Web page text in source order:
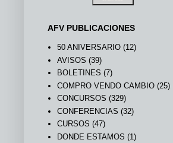
AFV PUBLICACIONES
50 ANIVERSARIO (12)
AVISOS (39)
BOLETINES (7)
COMPRO VENDO CAMBIO (25)
CONCURSOS (329)
CONFERENCIAS (32)
CURSOS (47)
DONDE ESTAMOS (1)